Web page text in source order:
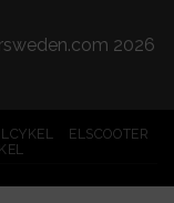
2026
ELSCOOTER